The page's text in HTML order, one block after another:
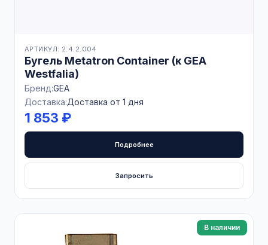
АРТИКУЛ: 2.4.2.004
Бугель Metatron Container (к GEA
Westfalia)
Бренд:GEA
Доставка:Доставка от 1 дня
1 853 ₽
Подробнее
Запросить
В наличии